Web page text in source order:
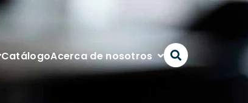
CatálogoAcerca de nosotros